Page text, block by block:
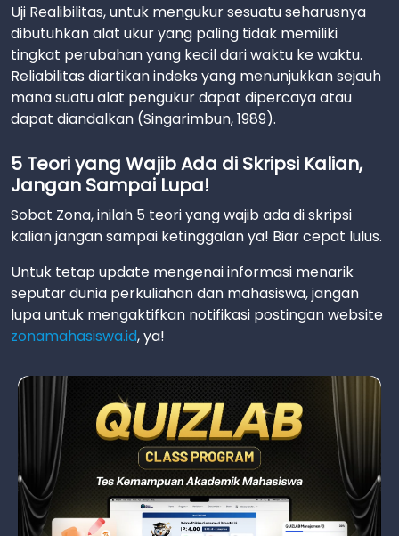
Uji Realibilitas, untuk mengukur sesuatu seharusnya
dibutuhkan alat ukur yang paling tidak memiliki
tingkat perubahan yang kecil dari waktu ke waktu.
Reliabilitas diartikan indeks yang menunjukkan sejauh
mana suatu alat pengukur dapat dipercaya atau
dapat diandalkan (Singarimbun, 1989).
5 Teori yang Wajib Ada di Skripsi Kalian,
Jangan Sampai Lupa!
Sobat Zona, inilah 5 teori yang wajib ada di skripsi
kalian jangan sampai ketinggalan ya! Biar cepat lulus.
Untuk tetap update mengenai informasi menarik
seputar dunia perkuliahan dan mahasiswa, jangan
lupa untuk mengaktifkan notifikasi postingan website
zonamahasiswa.id, ya!